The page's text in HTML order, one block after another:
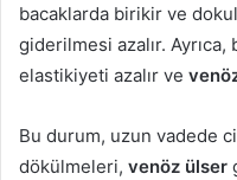
bacaklarda birikir ve
giderilmesi azalır. Ayrıca,
elastikiyeti azalır ve
Bu durum, uzun vadede
dökülmeleri, venöz ülser